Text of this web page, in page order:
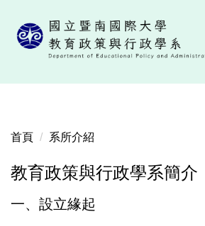
首頁 系所介紹
教育政策與行政學系簡介
一、設立緣起